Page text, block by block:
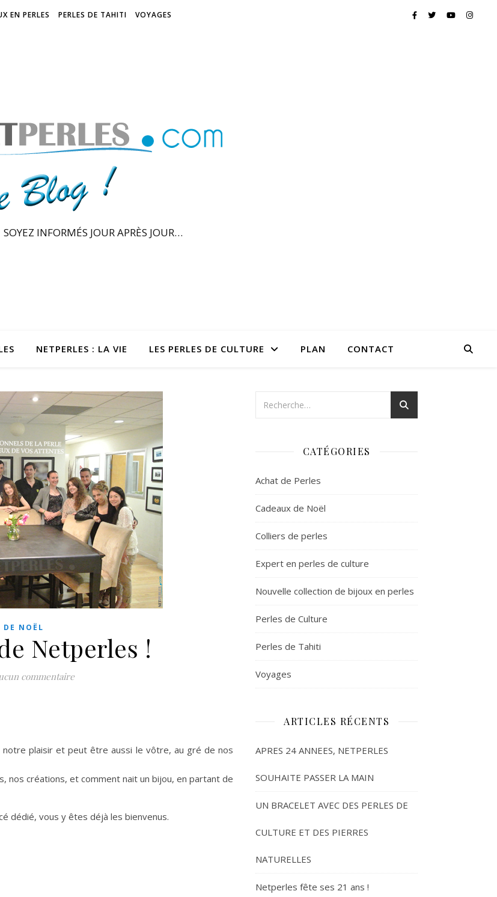
EN PERLES PERLES DE TAHITI VOYAGES
SOYEZ INFORMÉS JOUR APRÈS JOUR…
NETPERLES : LA VIE LES PERLES DE CULTURE PLAN CONTACT
DE NOËL
Netperles !
commentaire
plaisir et peut être aussi le vôtre, au gré de nos
nos créations, et comment nait un bijou, en partant de
dédié, vous y êtes déjà les bienvenus.
CATÉGORIES
Achat de Perles
Cadeaux de Noël
Colliers de perles
Expert en perles de culture
Nouvelle collection de bijoux en perles
Perles de Culture
Perles de Tahiti
Voyages
ARTICLES RÉCENTS
APRES 24 ANNEES, NETPERLES
SOUHAITE PASSER LA MAIN
UN BRACELET AVEC DES PERLES DE
CULTURE ET DES PIERRES
NATURELLES
Netperles fête ses 21 ans !